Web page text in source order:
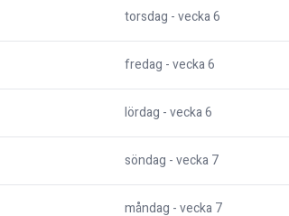
torsdag - vecka6
fredag - vecka6
lördag - vecka6
söndag - vecka7
måndag - vecka7